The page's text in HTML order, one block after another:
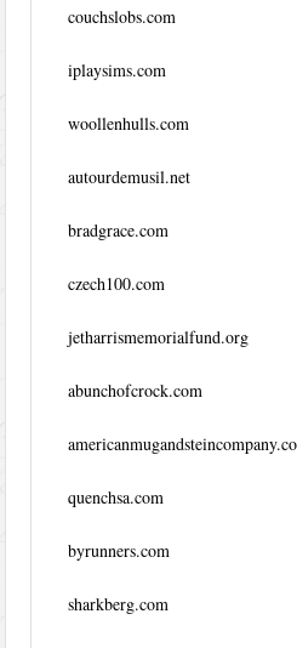
couchslobs.com
iplaysims.com
woollenhulls.com
autourdemusil.net
bradgrace.com
czech100.com
jetharrismemorialfund.org
abunchofcrock.com
quenchsa.com
byrunners.com
sharkberg.com